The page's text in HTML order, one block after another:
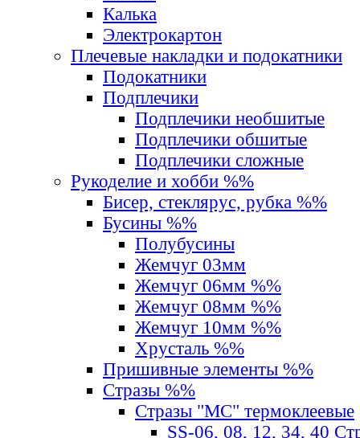
Калька
Электрокартон
Плечевые накладки и подокатники
Подокатники
Подплечики
Подплечики необшитые
Подплечики обшитые
Подплечики сложные
Рукоделие и хобби %%
Бисер, стеклярус, рубка %%
Бусины %%
Полубусины
Жемчуг 03мм
Жемчуг 06мм %%
Жемчуг 08мм %%
Жемчуг 10мм %%
Хрусталь %%
Пришивные элементы %%
Стразы %%
Стразы "MС" термоклеевые
SS-06, 08, 12, 34, 40